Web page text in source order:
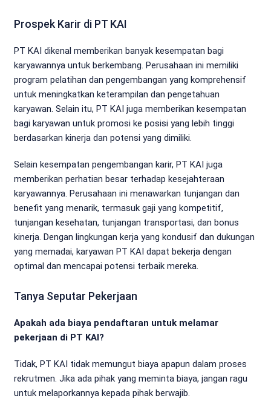
Prospek Karir di PT KAI
PT KAI dikenal memberikan banyak kesempatan bagi
karyawannya untuk berkembang. Perusahaan ini memiliki
program pelatihan dan pengembangan yang komprehensif
untuk meningkatkan keterampilan dan pengetahuan
karyawan. Selain itu, PT KAI juga memberikan kesempatan
bagi karyawan untuk promosi ke posisi yang lebih tinggi
berdasarkan kinerja dan potensi yang dimiliki.
Selain kesempatan pengembangan karir, PT KAI juga
memberikan perhatian besar terhadap kesejahteraan
karyawannya. Perusahaan ini menawarkan tunjangan dan
benefit yang menarik, termasuk gaji yang kompetitif,
tunjangan kesehatan, tunjangan transportasi, dan bonus
kinerja. Dengan lingkungan kerja yang kondusif dan dukungan
yang memadai, karyawan PT KAI dapat bekerja dengan
optimal dan mencapai potensi terbaik mereka.
Tanya Seputar Pekerjaan
Apakah ada biaya pendaftaran untuk melamar
pekerjaan di PT KAI?
Tidak, PT KAI tidak memungut biaya apapun dalam proses
rekrutmen. Jika ada pihak yang meminta biaya, jangan ragu
untuk melaporkannya kepada pihak berwajib.